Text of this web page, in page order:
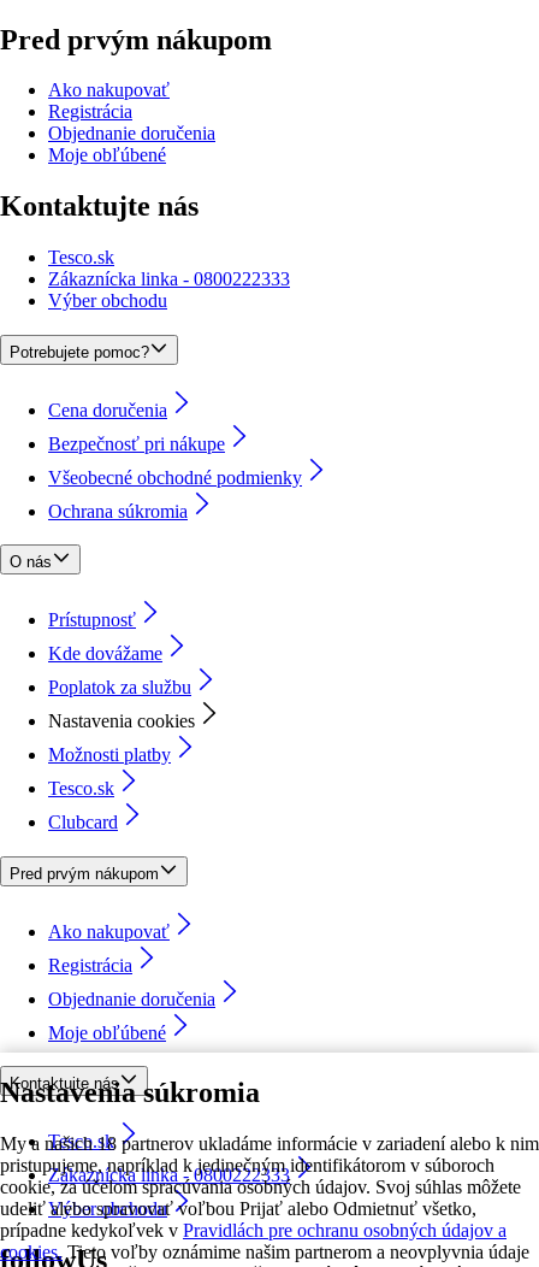
Nastavenia súkromia
My a našich 18 partnerov ukladáme informácie v zariadení alebo k nim
pristupujeme, napríklad k jedinečným identifikátorom v súboroch
cookie, za účelom spracúvania osobných údajov. Svoj súhlas môžete
udeliť alebo spravovať voľbou Prijať alebo Odmietnuť všetko,
prípadne kedykoľvek v Pravidlách pre ochranu osobných údajov a
cookies. Tieto voľby oznámime našim partnerom a neovplyvnia údaje
Pred prvým nákupom
Ako nakupovať
Registrácia
Objednanie doručenia
Moje obľúbené
Kontaktujte nás
Tesco.sk
Zákaznícka linka - 0800222333
Výber obchodu
Potrebujete pomoc?
Cena doručenia
Bezpečnosť pri nákupe
Všeobecné obchodné podmienky
Ochrana súkromia
O nás
Prístupnosť
Kde dovážame
Poplatok za službu
Nastavenia cookies
Možnosti platby
Tesco.sk
Clubcard
Pred prvým nákupom
Ako nakupovať
Registrácia
Objednanie doručenia
Moje obľúbené
Kontaktujte nás
Tesco.sk
Zákaznícka linka - 0800222333
Výber obchodu
followUs